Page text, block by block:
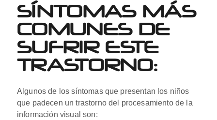
SÍNTOMAS MÁS
COMUNES DE
SUFRIR ESTE
TRASTORNO:
Algunos de los síntomas que presentan los niños
que padecen un trastorno del procesamiento de la
información visual son: